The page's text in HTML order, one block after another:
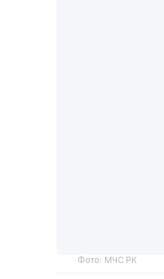
Фото: МЧС РК